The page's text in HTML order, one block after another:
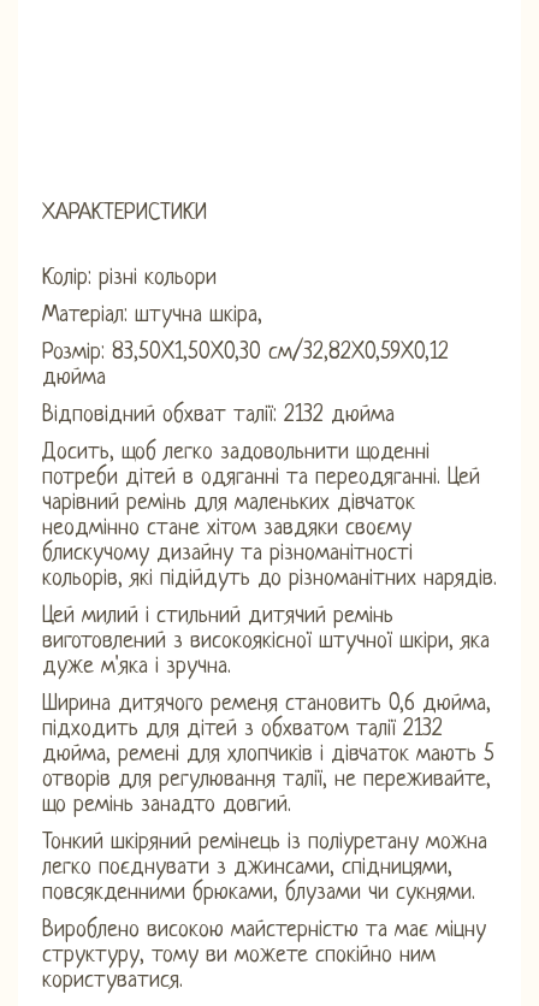
ХАРАКТЕРИСТИКИ
Колір: різні кольори
Матеріал: штучна шкіра,
Розмір: 83,50X1,50X0,30 см/32,82X0,59X0,12
дюйма
Відповідний обхват талії: 2132 дюйма
Досить, щоб легко задовольнити щоденні
потреби дітей в одяганні та переодяганні. Цей
чарівний ремінь для маленьких дівчаток
неодмінно стане хітом завдяки своєму
блискучому дизайну та різноманітності
кольорів, які підійдуть до різноманітних нарядів.
Цей милий і стильний дитячий ремінь
виготовлений з високоякісної штучної шкіри, яка
дуже м'яка і зручна.
Ширина дитячого ременя становить 0,6 дюйма,
підходить для дітей з обхватом талії 2132
дюйма, ремені для хлопчиків і дівчаток мають 5
отворів для регулювання талії, не переживайте,
що ремінь занадто довгий.
Тонкий шкіряний ремінець із поліуретану можна
легко поєднувати з джинсами, спідницями,
повсякденними брюками, блузами чи сукнями.
Вироблено високою майстерністю та має міцну
структуру, тому ви можете спокійно ним
користуватися.